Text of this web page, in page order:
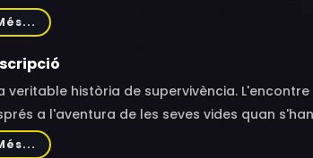
Kael Damlamian, Lei-Ming Caine, Neil
veritable història de supervivència.
a l'aventura de les seves vides quan
registrat mai.